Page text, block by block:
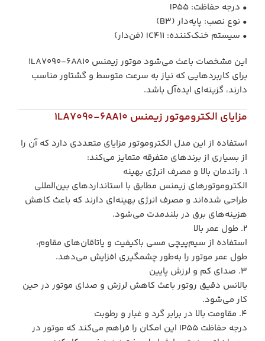
• درجه حفاظت: IP55
• نوع نصب: پایه‌دار (B3)
• سیستم خنک‌کننده: IC411 (فن‌دار)
این مشخصات باعث می‌شود موتور زیمنس 1LA7090-6AA10
برای کاربردهایی که نیاز به سرعت متوسط و گشتاور مناسب
دارند، گزینه‌ای ایده‌آل باشد.
مزایای الکتروموتور زیمنس 1LA7090-6AA10
استفاده از این مدل الکتروموتور مزایای متعددی دارد که آن را
از بسیاری از برندهای متفرقه متمایز می‌کند:
1. راندمان بالا و مصرف انرژی بهینه
الکتروموتورهای زیمنس مطابق با استانداردهای بین‌المللی
طراحی شده‌اند و مصرف انرژی بهینه‌ای دارند که باعث کاهش
هزینه‌های برق در بلندمدت می‌شود.
2. طول عمر بالا
استفاده از سیم‌پیچی مسی باکیفیت و یاتاقان‌های مقاوم،
طول عمر موتور را به‌طور چشمگیری افزایش می‌دهد.
3. صدای کم و لرزش پایین
بالانس دقیق روتور باعث کاهش لرزش و صدای موتور در حین
کار می‌شود.
4. مقاومت بالا در برابر گرد و غبار و رطوبت
درجه حفاظت IP55 این امکان را فراهم می‌کند که موتور در